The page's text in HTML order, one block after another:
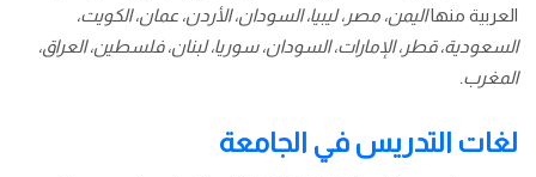
العربية منهااليمن، مصر، ليبيا، السودان، الأردن، عمان، الكويت،
السعودية، قطر، الإمارات، السودان، سوريا، لبنان، فلسطين، العراق،
المغرب.
لغات التدريس في الجامعة